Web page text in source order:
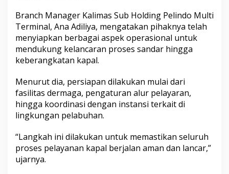
Branch Manager Kalimas Sub Holding Pelindo Multi
Terminal, Ana Adiliya, mengatakan pihaknya telah
menyiapkan berbagai aspek operasional untuk
mendukung kelancaran proses sandar hingga
keberangkatan kapal.
Menurut dia, persiapan dilakukan mulai dari
fasilitas dermaga, pengaturan alur pelayaran,
hingga koordinasi dengan instansi terkait di
lingkungan pelabuhan.
“Langkah ini dilakukan untuk memastikan seluruh
proses pelayanan kapal berjalan aman dan lancar,”
ujarnya.